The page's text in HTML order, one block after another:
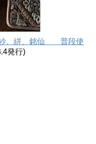
紗、絣、銘仙 普段使
発行)